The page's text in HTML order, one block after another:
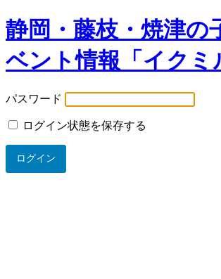
静岡・藤枝・焼津の
ベント情報「イクミ
パスワード
ログイン状態を保存する